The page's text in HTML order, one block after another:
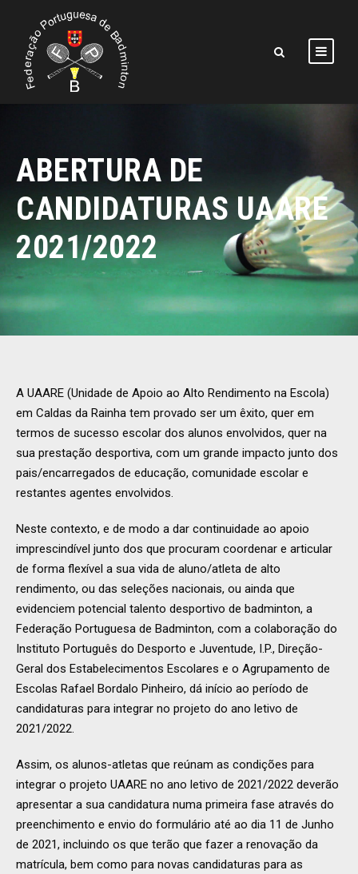
ABERTURA DE
CANDIDATURAS UAARE
2021/2022
A UAARE (Unidade de Apoio ao Alto Rendimento na Escola)
em Caldas da Rainha tem provado ser um êxito, quer em
termos de sucesso escolar dos alunos envolvidos, quer na
sua prestação desportiva, com um grande impacto junto dos
pais/encarregados de educação, comunidade escolar e
restantes agentes envolvidos.
Neste contexto, e de modo a dar continuidade ao apoio
imprescindível junto dos que procuram coordenar e articular
de forma flexível a sua vida de aluno/atleta de alto
rendimento, ou das seleções nacionais, ou ainda que
evidenciem potencial talento desportivo de badminton, a
Federação Portuguesa de Badminton, com a colaboração do
Instituto Português do Desporto e Juventude, I.P., Direção-
Geral dos Estabelecimentos Escolares e o Agrupamento de
Escolas Rafael Bordalo Pinheiro, dá início ao período de
candidaturas para integrar no projeto do ano letivo de
2021/2022.
Assim, os alunos-atletas que reúnam as condições para
integrar o projeto UAARE no ano letivo de 2021/2022 deverão
apresentar a sua candidatura numa primeira fase através do
preenchimento e envio do formulário até ao dia 11 de Junho
de 2021, incluindo os que terão que fazer a renovação da
matrícula, bem como para novas candidaturas para as